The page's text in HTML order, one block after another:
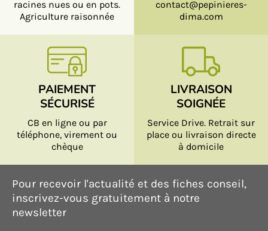
racines nues ou en pots.
Agriculture raisonnée
contact@pepinieres-
dima.com
PAIEMENT
SÉCURISÉ
CB en ligne ou par
téléphone, virement ou
chèque
LIVRAISON
SOIGNÉE
Service Drive. Retrait sur
place ou livraison directe
à domicile
Pour recevoir l'actualité et des fiches conseil,
inscrivez-vous gratuitement à notre
newsletter